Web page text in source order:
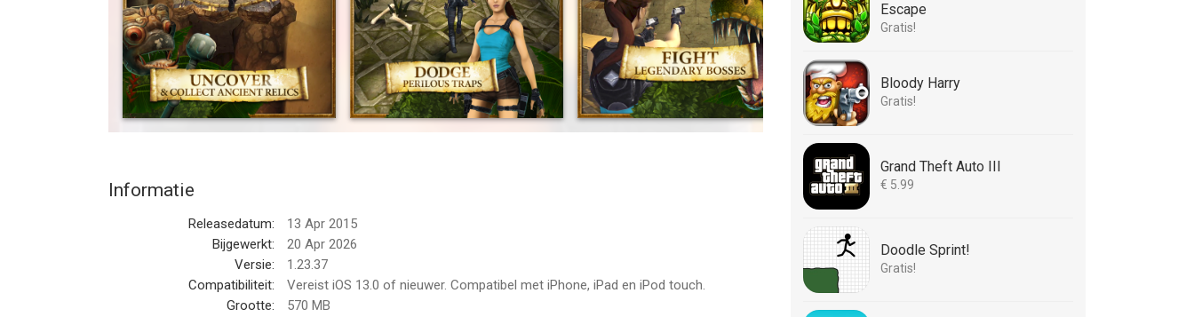
- Swap and upgrade equipment to give Lara the edge.
- Get the chance to rack up big rewards in endless mode with non-stop action
- Earn bragging rights on the leader boards.
Download for free today!
The speed of gameplay and graphics offered in this game, requires minimum iPhone 5c, iPad Mini 2 or iPad 3
Lara Croft: Relic Run van Deca Live Operations GmbH is een app voor iPhone, iPad en iPod touch met iOS versie
13.0 of hoger, geschikt bevonden voor gebruikers met leeftijden vanaf
Informatie voor Lara Croft: Relic Runis het laatst vergeleken op 7 Aug om 07:33.
Informatie
Releasedatum:
13 Apr 2015
Bijgewerkt:
20 Apr 2026
Versie:
1.23.37
Compatibiliteit:
Vereist iOS 13.0 of nieuwer. Compatibel met iPhone, iPad en iPod touch.
Grootte:
570 MB
Escape
Gratis!
Bloody Harry
Gratis!
Grand Theft Auto III
€ 5.99
Doodle Sprint!
Gratis!